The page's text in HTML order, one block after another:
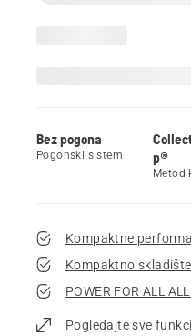
Bez pogona
Pogonski sistem
p®
Metod
Kompaktne
Kompaktno
POWER FOR ALL
Pogledajte sve